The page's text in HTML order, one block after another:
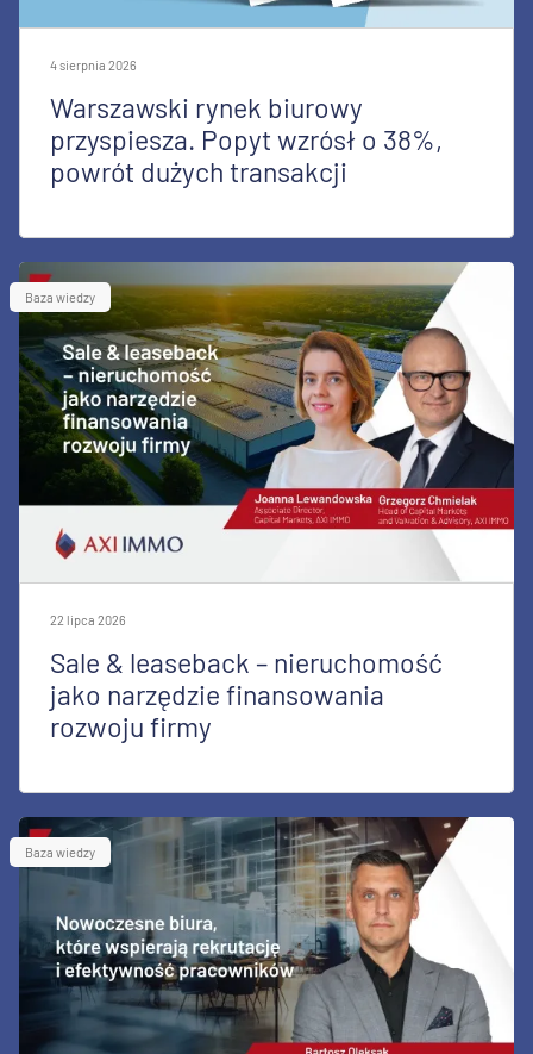
4 sierpnia 2026
Warszawski rynek biurowy
przyspiesza. Popyt wzrósł o 38%,
powrót dużych transakcji
Baza wiedzy
22 lipca 2026
Sale & leaseback – nieruchomość
jako narzędzie finansowania
rozwoju firmy
Baza wiedzy